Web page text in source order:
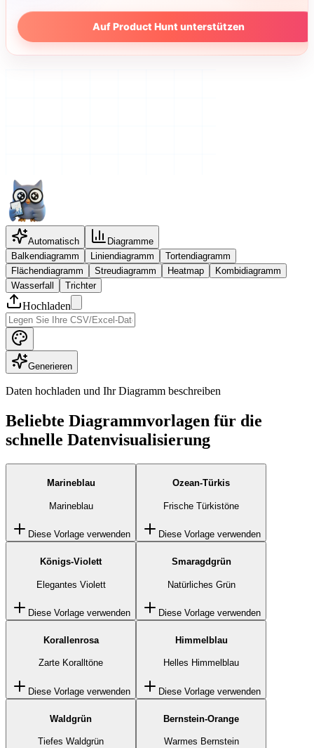
Auf Product Hunt unterstützen
Automatisch
Diagramme
Balkendiagramm
Liniendiagramm
Tortendiagramm
Flächendiagramm
Streudiagramm Heatmap
Kombidiagramm
Wasserfall
Trichter
Hochladen
Generieren
Daten hochladen und Ihr Diagramm beschreiben
Beliebte Diagrammvorlagen für die
schnelle Datenvisualisierung
Marineblau
Marineblau
Diese Vorlage verwenden
Ozean-Türkis
Frische Türkistöne
Diese Vorlage verwenden
Königs-Violett
Elegantes Violett
Diese Vorlage verwenden
Smaragdgrün
Natürliches Grün
Diese Vorlage verwenden
Korallenrosa
Zarte Koralltöne
Diese Vorlage verwenden
Himmelblau
Helles Himmelblau
Diese Vorlage verwenden
Waldgrün
Tiefes Waldgrün
Bernstein-Orange
Warmes Bernstein